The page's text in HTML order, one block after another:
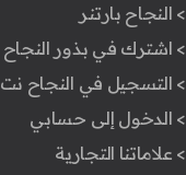
> النجاح بارتنر
> اشترك في بذور النجاح
> التسجيل في النجاح نت
> الدخول إلى حسابي
> علاماتنا التجارية